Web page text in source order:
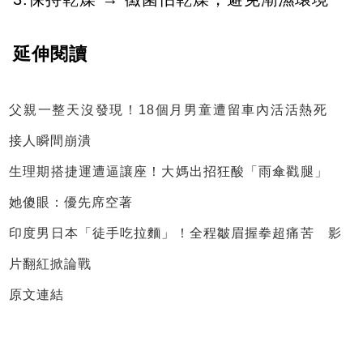
延伸閱讀
父親一整天沒發現！18個月男童遭留車內活活熱死
接人瞬間崩潰
生理期搭捷運遭逼讓座！大媽出招狂酸「雨傘戳腿」
她傻眼：優先席空著
印度男日本「徒手吃拉麵」！全程皺眉握拳超痛苦 影
片翻紅掀論戰
原文連結